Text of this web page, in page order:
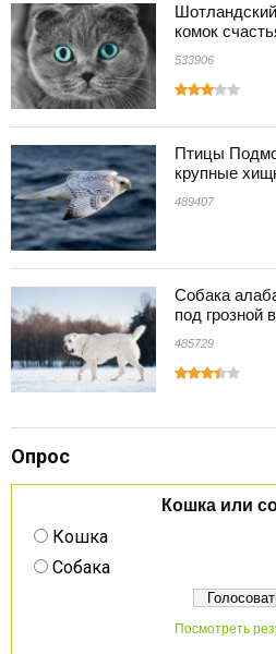
комок
533906
Птицы
крупные
489407
Собака
под грозной
485729
Опрос
Кошка или
Кошка
Собака
Посмотреть